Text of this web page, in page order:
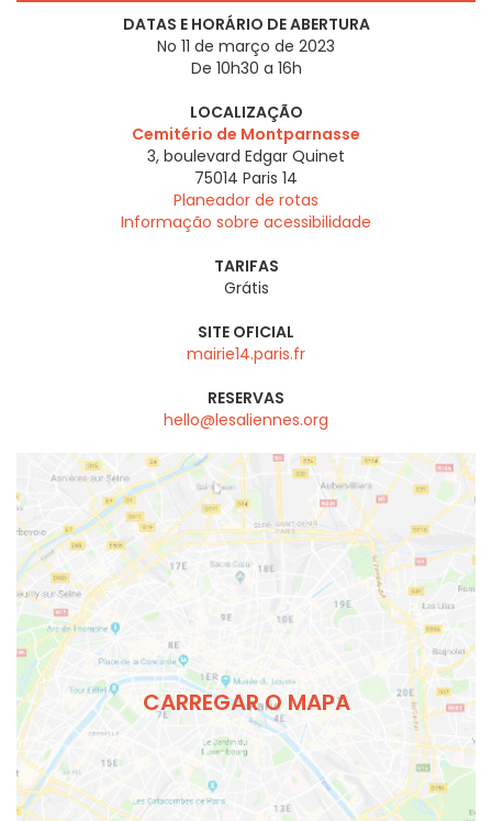
DATAS E HORÁRIO DE ABERTURA
No 11 de março de 2023
De 10h30 a 16h
LOCALIZAÇÃO
Cemitério de Montparnasse
3, boulevard Edgar Quinet
75014 Paris 14
Planeador de rotas
Informação sobre acessibilidade
TARIFAS
Grátis
SITE OFICIAL
mairie14.paris.fr
RESERVAS
hello@lesaliennes.org
CARREGAR O MAPA